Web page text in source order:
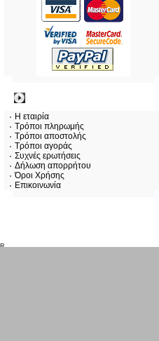
Η εταιρία
Τρόποι πληρωμής
Τρόποι αποστολής
Τρόποι αγοράς
Συχνές ερωτήσεις
Δήλωση απορρήτου
Όροι Χρήσης
Επικοινωνία